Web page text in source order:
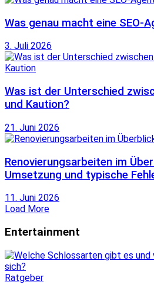
Was genau macht eine SEO-
3. Juli 2026
Was ist der Unterschied
und Kaution?
21. Juni 2026
Renovierungsarbeiten im
Umsetzung und typische
11. Juni 2026
Load More
Entertainment
Ratgeber